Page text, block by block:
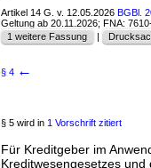
Artikel 14 G. v. 12.05.2026 BGBl.
Geltung ab 20.11.2026; FNA:
1 weitere Fassung
|
§ 4 ←
§ 5 wird in 1 Vorschrift zitiert
Für Kreditgeber im
Kreditwesengesetzes und